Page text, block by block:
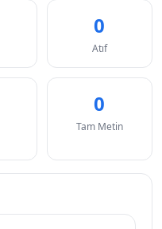
0
Atıf
0
Tam Metin